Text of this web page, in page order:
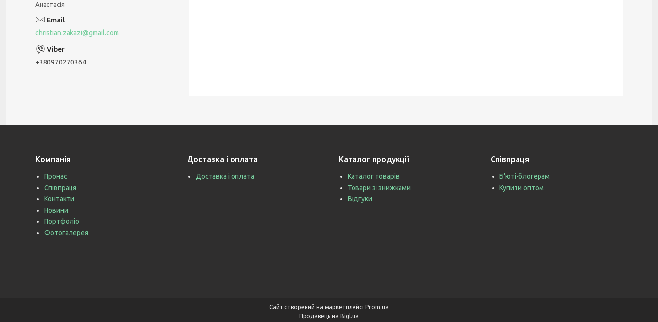
Анастасія
christian.zakazi@gmail.com
+380970270364
Компанія
Пронас
Співпраця
Контакти
Новини
Портфоліо
Фотогалерея
Доставка і оплата
Доставка і оплата
Каталог продукції
Каталог товарів
Товари зі знижками
Відгуки
Співпраця
Б'юті-блогерам
Купити оптом
Сайт створений на маркетплейсі Prom.ua
Продавець на Bigl.ua